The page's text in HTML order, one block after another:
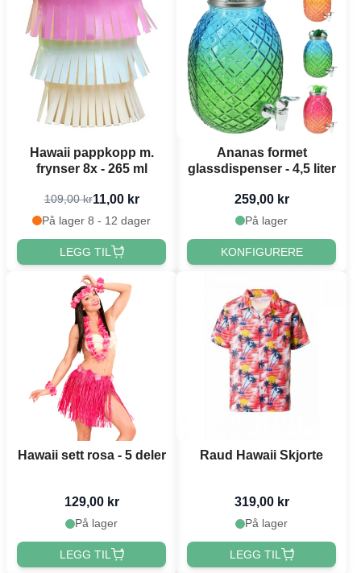
Hawaii pappkopp m.
frynser 8x - 265 ml
109,00 kr11,00 kr
På lager 8 - 12 dager
LEGG TIL
Ananas formet
glassdispenser - 4,5 liter
259,00 kr
På lager
KONFIGURERE
Hawaii sett rosa - 5 deler
129,00 kr
På lager
LEGG TIL
Raud Hawaii Skjorte
319,00 kr
På lager
LEGG TIL